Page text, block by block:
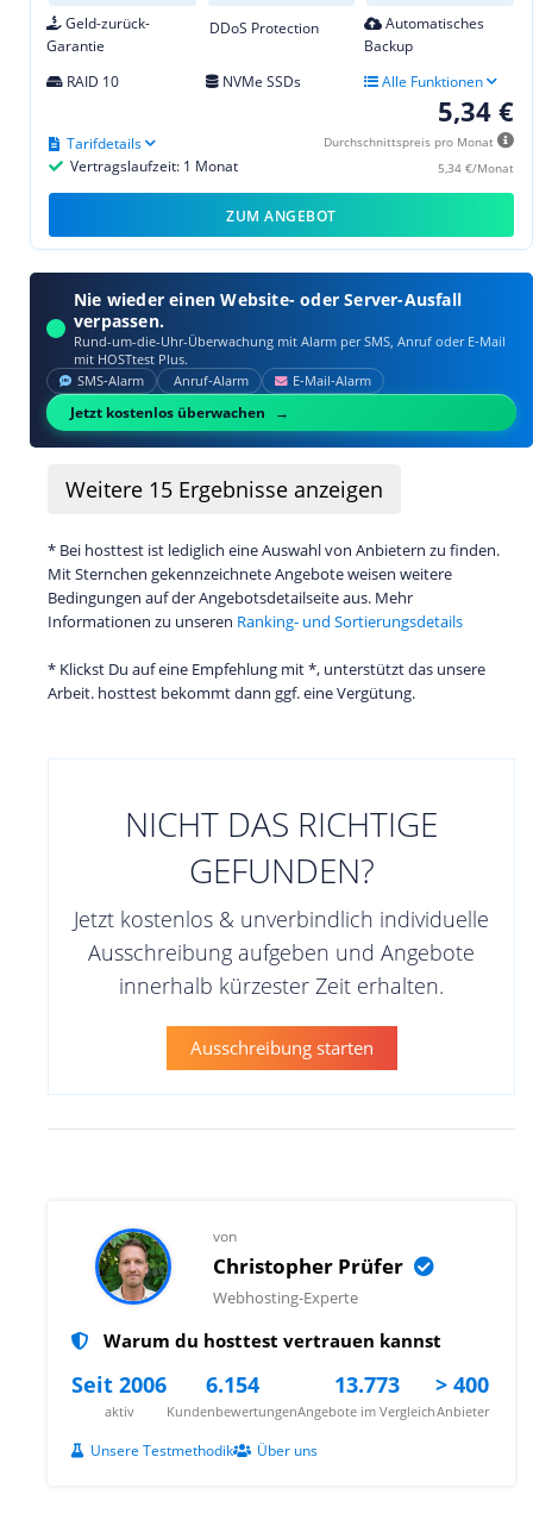
Geld-zurück-
Garantie
DDoS Protection
Automatisches
Backup
RAID 10
NVMe SSDs Alle Funktionen
5,34 €
Durchschnittspreis pro Monat
5,34 €/Monat
Vertragslaufzeit: 1 Monat
Tarifdetails
ZUM ANGEBOT
Nie wieder einen Website- oder Server-Ausfall
verpassen.
Rund-um-die-Uhr-Überwachung mit Alarm per SMS, Anruf oder E‑Mail
mit HOSTtest Plus.
SMS‑Alarm Anruf‑Alarm E‑Mail‑Alarm
Jetzt kostenlos überwachen
Weitere 15 Ergebnisse anzeigen
* Bei hosttest ist lediglich eine Auswahl von Anbietern zu finden.
Mit Sternchen gekennzeichnete Angebote weisen weitere
Bedingungen auf der Angebotsdetailseite aus. Mehr
Informationen zu unseren Ranking- und Sortierungsdetails
* Klickst Du auf eine Empfehlung mit *, unterstützt das unsere
Arbeit. hosttest bekommt dann ggf. eine Vergütung.
NICHT DAS RICHTIGE
GEFUNDEN?
Jetzt kostenlos & unverbindlich individuelle
Ausschreibung aufgeben und Angebote
innerhalb kürzester Zeit erhalten.
Ausschreibung starten
von
Christopher Prüfer
Webhosting-Experte
Warum du hosttest vertrauen kannst
Seit 2006
aktiv
6.154
Kundenbewertungen
13.773
Angebote im Vergleich
> 400
Anbieter
Unsere Testmethodik Über uns